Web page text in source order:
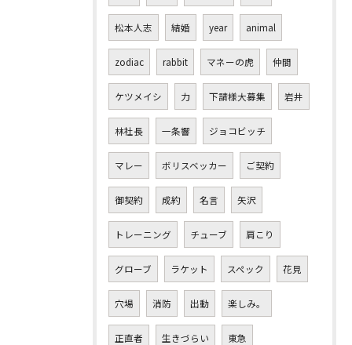
松本人志 結婚 year animal
zodiac rabbit マネーの虎 仲間
ケツメイシ 力 下請様大募集 岩井
林社長 一条響 ジョコビッチ
マレー ボリスベッカー ご契約
御契約 成約 名言 矢沢
トレーニング チューブ 肩こり
グローブ ラケット スペック 花見
穴場 消防 出動 楽しみ。
正直者 生きづらい 東急